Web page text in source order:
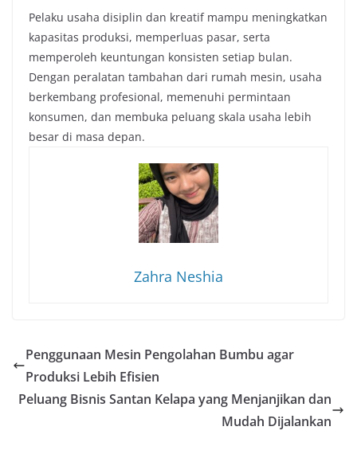
Pelaku usaha disiplin dan kreatif mampu meningkatkan
kapasitas produksi, memperluas pasar, serta
memperoleh keuntungan konsisten setiap bulan.
Dengan peralatan tambahan dari rumah mesin, usaha
berkembang profesional, memenuhi permintaan
konsumen, dan membuka peluang skala usaha lebih
besar di masa depan.
Zahra Neshia
Penggunaan Mesin Pengolahan Bumbu agar
Produksi Lebih Efisien
Peluang Bisnis Santan Kelapa yang Menjanjikan dan
Mudah Dijalankan